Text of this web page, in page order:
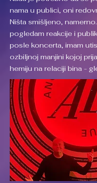
nama u publici, oni
Ništa smišljeno,
pogledam reakcije i
posle koncerta, imam
ozbiljnoj manjini kojoj
hemiju na relaciji bina -